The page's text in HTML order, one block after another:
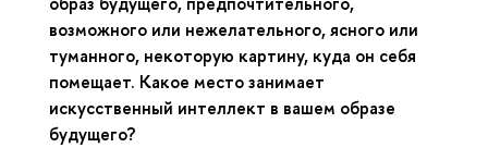
возможного или нежелательного, ясного или
туманного, некоторую картину, куда он себя
помещает. Какое место занимает
искусственный интеллект в вашем образе
будущего?